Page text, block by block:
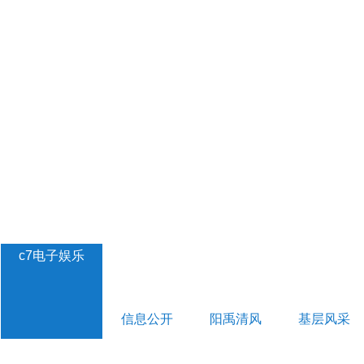
c7电子娱乐
信息公开 阳禹清风 基层风采